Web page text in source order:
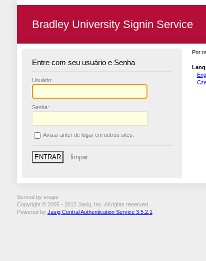
Bradley University Signin Service
Entre com seu usuário e Senha
Usuário:
Senha:
Avisar anter de logar em outros sites.
Por
Served by snape
Copyright © 2005 - 2012 Jasig, Inc. All rights reserved.
Powered by Jasig Central Authentication Service 3.5.2.1